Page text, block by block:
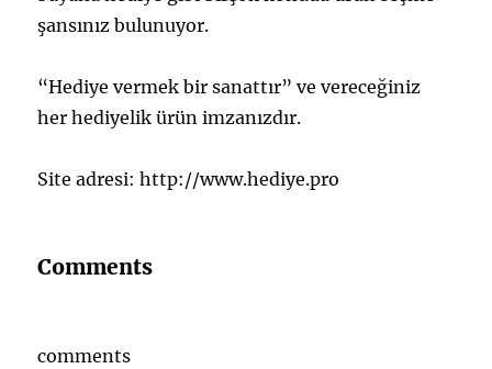
şansınız bulunuyor.
“Hediye vermek bir sanattır” ve vereceğiniz
her hediyelik ürün imzanızdır.
Site adresi: http://www.hediye.pro
Comments
comments